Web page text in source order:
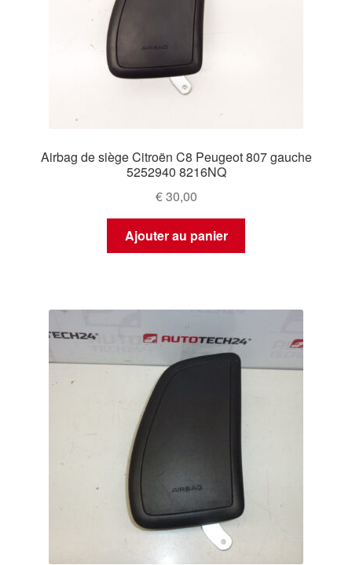
Airbag de siège Citroën C8 Peugeot 807 gauche
5252940 8216NQ
€30,00
Ajouter au panier